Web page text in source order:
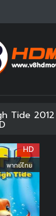
อัฟเดตใหม่ก่
Tide 2012
HD
พากย์ไทย